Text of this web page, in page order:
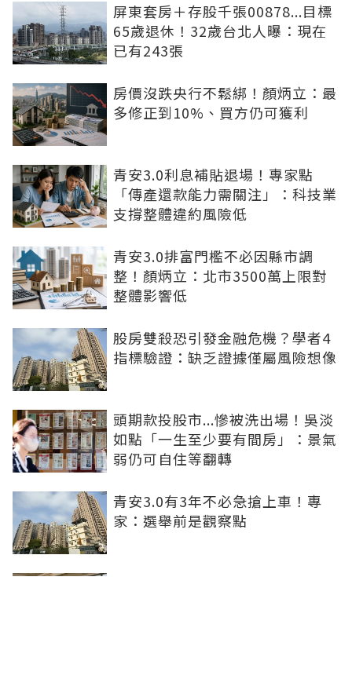
屏東套房＋存股千張00878...目標
65歲退休！32歲台北人曝：現在
已有243張
房價沒跌央行不鬆綁！顏炳立：最
多修正到10%、買方仍可獲利
青安3.0利息補貼退場！專家點
「傳產還款能力需關注」：科技業
支撐整體違約風險低
青安3.0排富門檻不必因縣市調
整！顏炳立：北市3500萬上限對
整體影響低
股房雙殺恐引發金融危機？學者4
指標驗證：缺乏證據僅屬風險想像
頭期款投股市...慘被洗出場！吳淡
如點「一生至少要有間房」：景氣
弱仍可自住等翻轉
青安3.0有3年不必急搶上車！專
家：選舉前是觀察點